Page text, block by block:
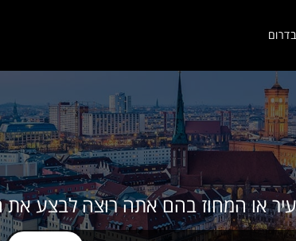
או המחוז בהם אתה רוצה לבצע את